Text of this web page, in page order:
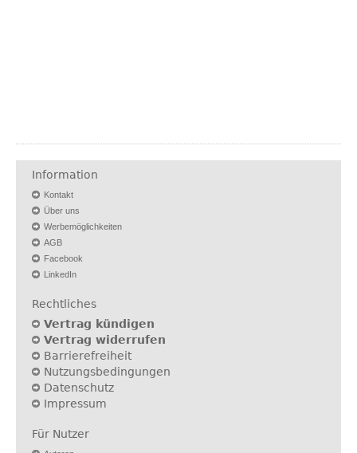
Information
Kontakt
Über uns
Werbemöglichkeiten
AGB
Facebook
LinkedIn
Rechtliches
Vertrag kündigen
Vertrag widerrufen
Barrierefreiheit
Nutzungsbedingungen
Datenschutz
Impressum
Für Nutzer